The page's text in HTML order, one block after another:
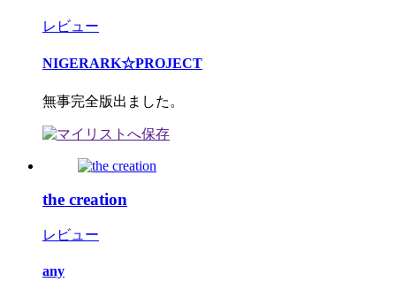
レビュー
NIGERARK☆PROJECT
無事完全版出ました。
the creation
レビュー
any